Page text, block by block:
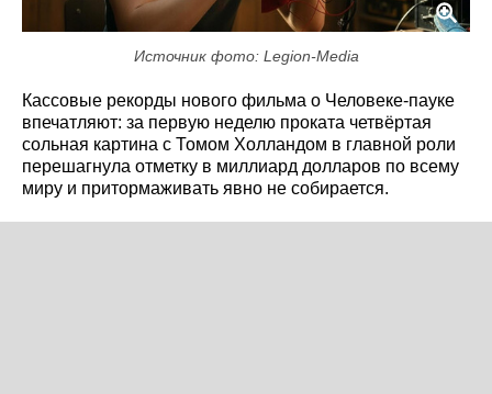
Источник фото: Legion-Media
Кассовые рекорды нового фильма о Человеке-пауке
впечатляют: за первую неделю проката четвёртая
сольная картина с Томом Холландом в главной роли
перешагнула отметку в миллиард долларов по всему
миру и притормаживать явно не собирается.